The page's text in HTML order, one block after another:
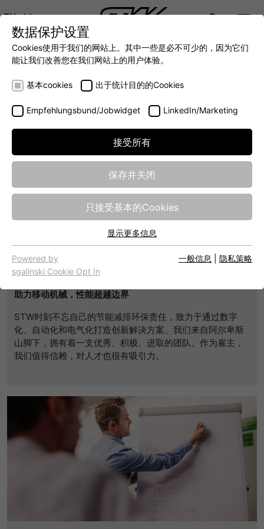
ZH
DEUTSCH (DE)
中文 (ZH)
DIGITALIZATION- 全面连接移动机械世界
AUTOMATION - 全力提升移动机械效率
INTEGRATION -
愿景与使命
愿景
助力移动机械，性能超越边界
STW时刻不忘自己的节能减排环保责任，致力于通过数字
化、自动化和电气化打造创新解决方案。我们来自阿尔卑斯
山脚下，拥有着一支优秀、积极、进取的团队。作为雇主，
我们值得信赖，对人才也很有吸引力。
数据保护设置
Cookies使用于我们的网站上。其中一些是必不可少的，因为它们
能让我们改善您在我们网站上的用户体验。
基本cookies 出于统计目的的Cookies
Empfehlungsbund/Jobwidget LinkedIn/Marketing
接受所有
保存并关闭
只接受基本的Cookies
网站的基本功能需要基本cookies，以确保网站正常运行。
名字 cookie_optin
寿命 一年
目的 该cookie的设置是存储您的cookie提示设置
出于统计目的的Cookies
这些cookies用于确定访问和访问我们的网站。这为我们提供了
一些信息，说明我们网站的哪些区域受欢迎，哪些区域没有那
么频繁地受访问。基于从中获取的知识，我们可以进一步优化
我们的网站。当然，记录信息是匿名处理的。
谷歌
寿命
注册一个唯一的ID，用于生成访问者如何使
用网站的统计数据。
Empfehlungsbund/Jobwidget
Diese Cookies werden benötigt, um Stellenanzeigen des
Empfehlungsbundes direkt auf unserer Website
anzuzeigen. Ohne diese Einbindung können die
Jobangebote nicht dargestellt werden.
_bms_session
提供者 Empfehlungsbund
显示cookie信息
显示更多信息
Powered by
sgalinski Cookie Opt In
一般信息 隐私策略